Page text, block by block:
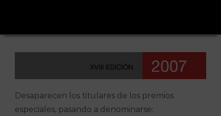
contenido
Desaparecen los titulares de los premios
especiales, pasando a denominarse: